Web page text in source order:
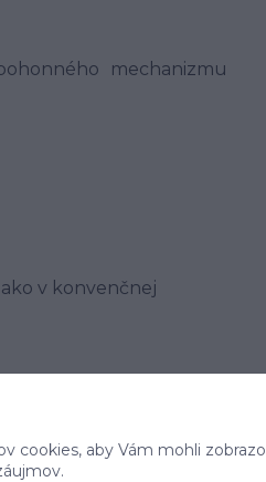
mechanizmu
v konvenčnej
nízkych teplotách) a
cookies, aby Vám mohli